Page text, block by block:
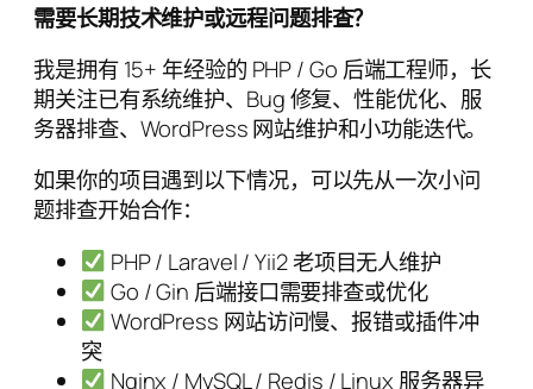
需要长期技术维护或远程问题排查？
我是拥有 15+ 年经验的 PHP / Go 后端工程师，长
期关注已有系统维护、Bug 修复、性能优化、服
务器排查、WordPress 网站维护和小功能迭代。
如果你的项目遇到以下情况，可以先从一次小问
题排查开始合作：
PHP / Laravel / Yii2 老项目无人维护
Go / Gin 后端接口需要排查或优化
WordPress 网站访问慢、报错或插件冲
突
Nginx / MySQL / Redis / Linux 服务器异